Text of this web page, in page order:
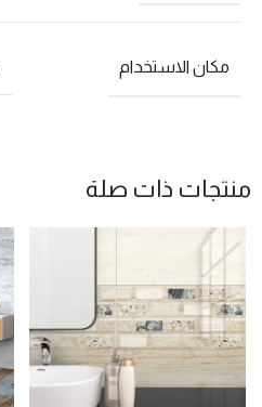
مكان الاستخدام
منتجات ذات صلة